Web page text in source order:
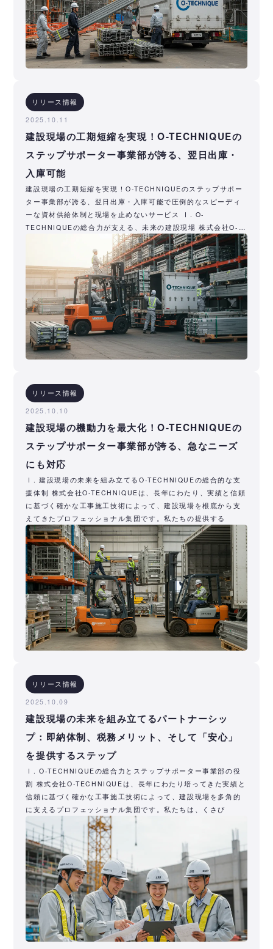
リリース情報
2025.10.11
建設現場の工期短縮を実現！O-TECHNIQUEの
ステップサポーター事業部が誇る、翌日出庫・
入庫可能
建設現場の工期短縮を実現！O-TECHNIQUEのステップサポー
ター事業部が誇る、翌日出庫・入庫可能で圧倒的なスピーディ
ーな資材供給体制と現場を止めないサービス Ⅰ. O-
TECHNIQUEの総合力が支える、未来の建設現場 株式会社O-
リリース情報
2025.10.10
建設現場の機動力を最大化！O-TECHNIQUEの
ステップサポーター事業部が誇る、急なニーズ
にも対応
Ⅰ. 建設現場の未来を組み立てるO-TECHNIQUEの総合的な支
援体制 株式会社O-TECHNIQUEは、長年にわたり、実績と信頼
に基づく確かな工事施工技術によって、建設現場を根底から支
えてきたプロフェッショナル集団です。私たちの提供する
リリース情報
2025.10.09
建設現場の未来を組み立てるパートナーシッ
プ：即納体制、税務メリット、そして「安心」
を提供するステップ
Ⅰ. O-TECHNIQUEの総合力とステップサポーター事業部の役
割 株式会社O-TECHNIQUEは、長年にわたり培ってきた実績と
信頼に基づく確かな工事施工技術によって、建設現場を多角的
に支えるプロフェッショナル集団です。私たちは、くさび